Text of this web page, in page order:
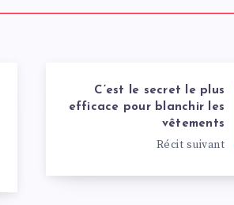
C’est le secret le plus
efficace pour blanchir les
vêtements
Récit suivant